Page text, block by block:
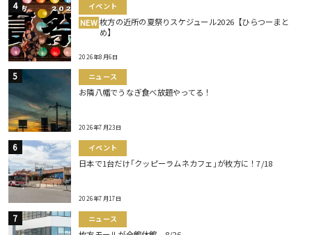
イベント
NEW 枚方の近所の夏祭りスケジュール2026【ひらつーまと
め】
2026年8月6日
ニュース
お隣八幡でうなぎ食べ放題やってる！
2026年7月23日
イベント
日本で1台だけ｢クッピーラムネカフェ｣が枚方に！7/18
2026年7月17日
ニュース